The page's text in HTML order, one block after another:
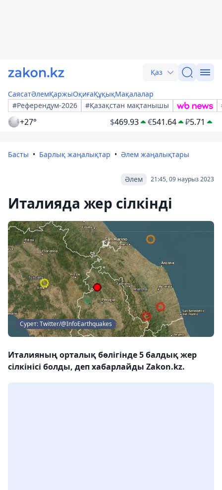
Қаз
СаясатӘлемҚаржыОқиғаҚұқықМақалалар
#Референдум-2026
#Қазақстан мақтанышы
+27° $469.93 €541.64 ₽5.71
Басты Барлық жаңалықтар Әлем жаңалықтары
21:45, 09 наурыз 2023
Әлем
Италияда жер сілкінді
Сурет: Twitter/@InfoEarthquakes
Италияның орталық бөлігінде 5 балдық жер
сілкінісі болды, деп хабарлайды Zakon.kz.